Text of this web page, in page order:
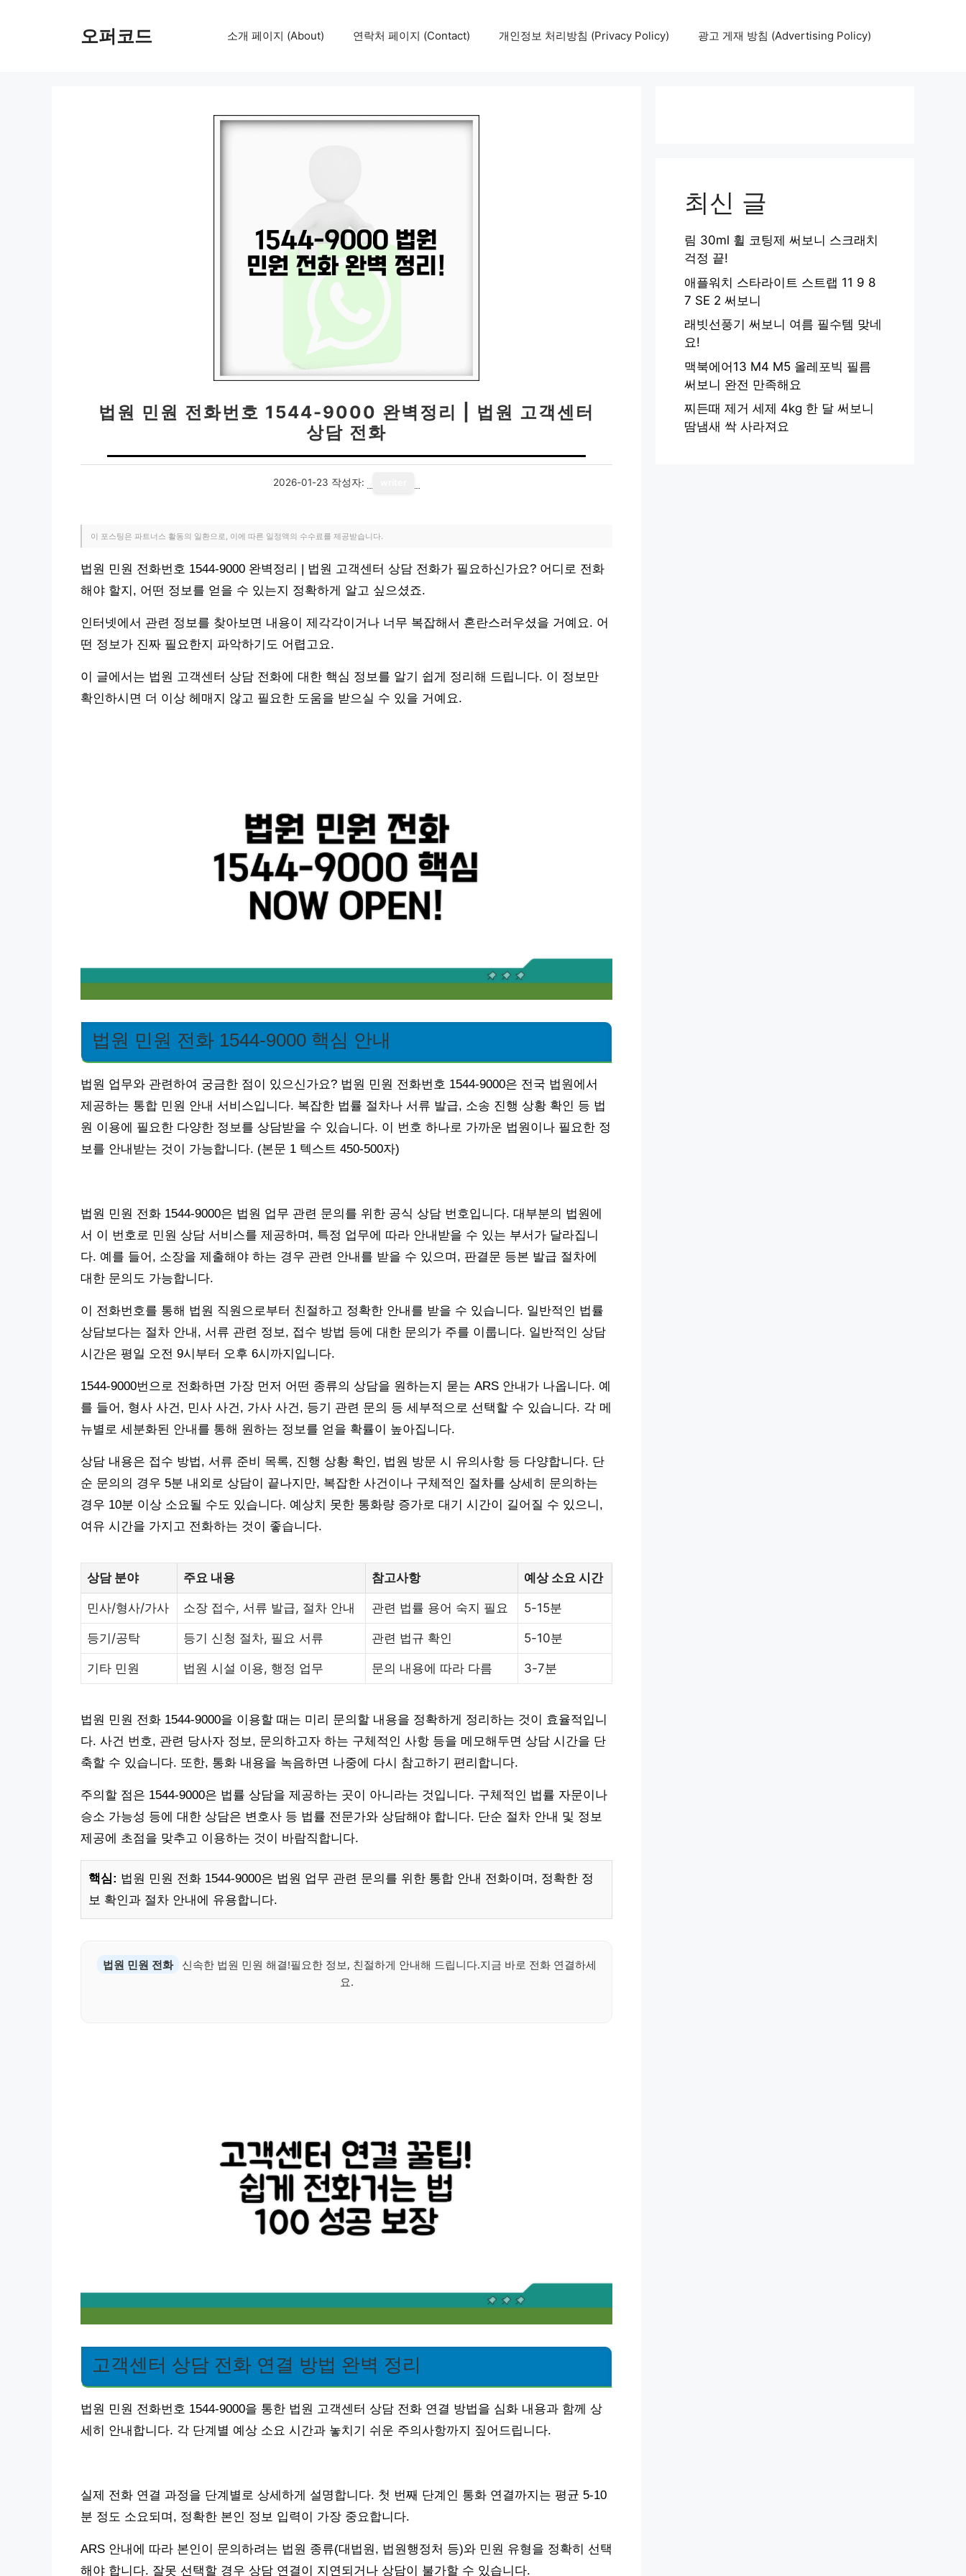
오퍼코드 소개 페이지 (About) 연락처 페이지 (Contact) 개인정보 처리방침 (Privacy Policy) 광고 게재 방침 (Advertising Policy)
법원 민원 전화번호 1544-9000 완벽정리 | 법원 고객센터
상담 전화
2026-01-23 작성자:
이 포스팅은 파트너스 활동의 일환으로, 이에 따른 일정액의 수수료를 제공받습니다.
법원 민원 전화번호 1544-9000 완벽정리 | 법원 고객센터 상담 전화가 필요하신가요? 어디로 전화
해야 할지, 어떤 정보를 얻을 수 있는지 정확하게 알고 싶으셨죠.
인터넷에서 관련 정보를 찾아보면 내용이 제각각이거나 너무 복잡해서 혼란스러우셨을 거예요. 어
떤 정보가 진짜 필요한지 파악하기도 어렵고요.
이 글에서는 법원 고객센터 상담 전화에 대한 핵심 정보를 알기 쉽게 정리해 드립니다. 이 정보만
확인하시면 더 이상 헤매지 않고 필요한 도움을 받으실 수 있을 거예요.
법원 민원 전화 1544-9000 핵심 안내
법원 업무와 관련하여 궁금한 점이 있으신가요? 법원 민원 전화번호 1544-9000은 전국 법원에서
제공하는 통합 민원 안내 서비스입니다. 복잡한 법률 절차나 서류 발급, 소송 진행 상황 확인 등 법
원 이용에 필요한 다양한 정보를 상담받을 수 있습니다. 이 번호 하나로 가까운 법원이나 필요한 정
보를 안내받는 것이 가능합니다. (본문 1 텍스트 450-500자)
법원 민원 전화 1544-9000은 법원 업무 관련 문의를 위한 공식 상담 번호입니다. 대부분의 법원에
서 이 번호로 민원 상담 서비스를 제공하며, 특정 업무에 따라 안내받을 수 있는 부서가 달라집니
다. 예를 들어, 소장을 제출해야 하는 경우 관련 안내를 받을 수 있으며, 판결문 등본 발급 절차에
대한 문의도 가능합니다.
이 전화번호를 통해 법원 직원으로부터 친절하고 정확한 안내를 받을 수 있습니다. 일반적인 법률
상담보다는 절차 안내, 서류 관련 정보, 접수 방법 등에 대한 문의가 주를 이룹니다. 일반적인 상담
시간은 평일 오전 9시부터 오후 6시까지입니다.
1544-9000번으로 전화하면 가장 먼저 어떤 종류의 상담을 원하는지 묻는 ARS 안내가 나옵니다. 예
를 들어, 형사 사건, 민사 사건, 가사 사건, 등기 관련 문의 등 세부적으로 선택할 수 있습니다. 각 메
뉴별로 세분화된 안내를 통해 원하는 정보를 얻을 확률이 높아집니다.
상담 내용은 접수 방법, 서류 준비 목록, 진행 상황 확인, 법원 방문 시 유의사항 등 다양합니다. 단
순 문의의 경우 5분 내외로 상담이 끝나지만, 복잡한 사건이나 구체적인 절차를 상세히 문의하는
경우 10분 이상 소요될 수도 있습니다. 예상치 못한 통화량 증가로 대기 시간이 길어질 수 있으니,
여유 시간을 가지고 전화하는 것이 좋습니다.
상담 분야 주요 내용 참고사항 예상 소요 시간
민사/형사/가사 소장 접수, 서류 발급, 절차 안내 관련 법률 용어 숙지 필요 5-15분
등기/공탁 등기 신청 절차, 필요 서류 관련 법규 확인 5-10분
기타 민원 법원 시설 이용, 행정 업무 문의 내용에 따라 다름 3-7분
법원 민원 전화 1544-9000을 이용할 때는 미리 문의할 내용을 정확하게 정리하는 것이 효율적입니
다. 사건 번호, 관련 당사자 정보, 문의하고자 하는 구체적인 사항 등을 메모해두면 상담 시간을 단
축할 수 있습니다. 또한, 통화 내용을 녹음하면 나중에 다시 참고하기 편리합니다.
주의할 점은 1544-9000은 법률 상담을 제공하는 곳이 아니라는 것입니다. 구체적인 법률 자문이나
승소 가능성 등에 대한 상담은 변호사 등 법률 전문가와 상담해야 합니다. 단순 절차 안내 및 정보
제공에 초점을 맞추고 이용하는 것이 바람직합니다.
핵심: 법원 민원 전화 1544-9000은 법원 업무 관련 문의를 위한 통합 안내 전화이며, 정확한 정
보 확인과 절차 안내에 유용합니다.
법원 민원 전화
신속한 법원 민원 해결!필요한 정보, 친절하게 안내해 드립니다.지금 바로 전화 연결하세
요.
고객센터 상담 전화 연결 방법 완벽 정리
법원 민원 전화번호 1544-9000을 통한 법원 고객센터 상담 전화 연결 방법을 심화 내용과 함께 상
세히 안내합니다. 각 단계별 예상 소요 시간과 놓치기 쉬운 주의사항까지 짚어드립니다.
실제 전화 연결 과정을 단계별로 상세하게 설명합니다. 첫 번째 단계인 통화 연결까지는 평균 5-10
분 정도 소요되며, 정확한 본인 정보 입력이 가장 중요합니다.
ARS 안내에 따라 본인이 문의하려는 법원 종류(대법원, 법원행정처 등)와 민원 유형을 정확히 선택
해야 합니다. 잘못 선택할 경우 상담 연결이 지연되거나 상담이 불가할 수 있습니다.
최신 글
림 30ml 휠 코팅제 써보니 스크래치
걱정 끝!
애플워치 스타라이트 스트랩 11 9 8
7 SE 2 써보니
래빗선풍기 써보니 여름 필수템 맞네
요!
맥북에어13 M4 M5 올레포빅 필름
써보니 완전 만족해요
찌든때 제거 세제 4kg 한 달 써보니
땀냄새 싹 사라져요